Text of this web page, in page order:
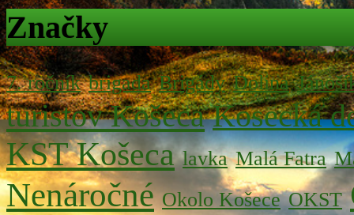
Značky
7. ročník brigada Brigády Dolina
turistov Košeca Kosecká
KST Košeca lavka Malá Fatra
Nenáročné Okolo Košece OKST